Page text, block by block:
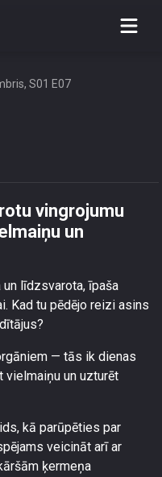
vingrojumu
S01 E07
vingrojumu
un
līdzsvarota, īpaša
Kad tu pēdējo reizi asins
— tās ik dienas
un uzturēt
kā parūpēties par
veicināt arī ar
ķermeņa